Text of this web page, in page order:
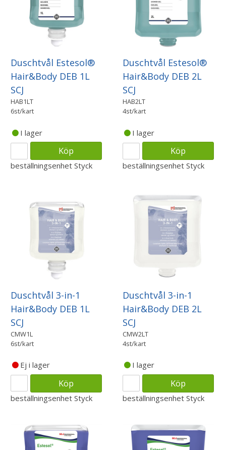
Duschtvål Estesol®
Hair&Body DEB 1L
SCJ
HAB1LT
6st/kart
I lager
Köp
beställningsenhet Styck
Duschtvål Estesol®
Hair&Body DEB 2L
SCJ
HAB2LT
4st/kart
I lager
Köp
beställningsenhet Styck
Duschtvål 3-in-1
Hair&Body DEB 1L
SCJ
CMW1L
6st/kart
Ej i lager
Köp
beställningsenhet Styck
Duschtvål 3-in-1
Hair&Body DEB 2L
SCJ
CMW2LT
4st/kart
I lager
Köp
beställningsenhet Styck